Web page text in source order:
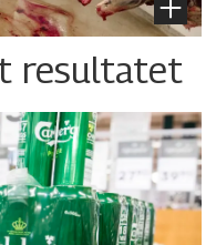
resultatet